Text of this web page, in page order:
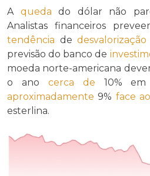
A queda do dólar não
Analistas financeiros
tendência de desvalorização
previsão do banco de
moeda norte-americana
o ano cerca de 10%
aproximadamente 9% face ao
esterlina.